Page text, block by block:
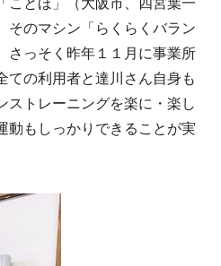
そのマシン「らくらくバラン
さっそく昨年１１月に事業所
ての利用者と達川さん自身も
ストレーニングを楽に・楽し
動もしっかりできることが実